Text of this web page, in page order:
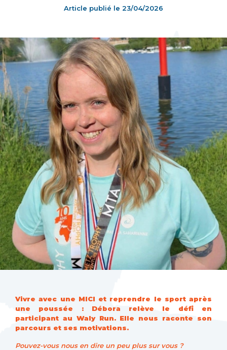
Article publié le 23/04/2026
Vivre avec une MICI et reprendre le sport après
une poussée : Débora relève le défi en
participant au Waly Run. Elle nous raconte son
parcours et ses motivations.
Pouvez-vous nous en dire un peu plus sur vous ?